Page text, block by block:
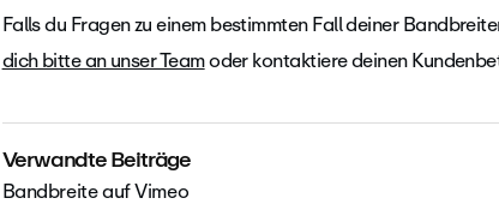
Falls du Fragen zu einem bestimmten Fall deiner
dich bitte an unser Teamoder kontaktiere deinen
Verwandte Beiträge
Bandbreite auf Vimeo